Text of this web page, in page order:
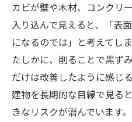
カビが壁や木材、コンクリ
入り込んで見えると、「表
になるのでは」と考えてし
たしかに、削ることで黒ず
だけは改善したように感じ
建物を長期的な目線で見る
きなリスクが潜んでいます。